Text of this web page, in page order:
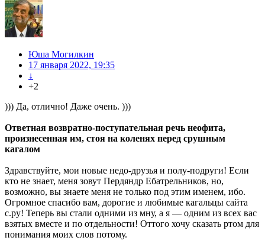
Юша Могилкин
17 января 2022, 19:35
↓
+2
))) Да, отлично! Даже очень. )))
Ответная возвратно-поступательная речь неофита,
произнесенная им, стоя на коленях перед срушным
кагалом
Здравствуйте, мои новые недо-друзья и полу-подруги! Если
кто не знает, меня зовут Пердяндр Ебатрельников, но,
возможно, вы знаете меня не только под этим именем, ибо.
Огромное спасибо вам, дорогие и любимые кагальцы сайта
с.ру! Теперь вы стали одними из мну, а я — одним из всех вас
взятых вместе и по отдельности! Оттого хочу сказать ртом для
понимания моих слов потому.